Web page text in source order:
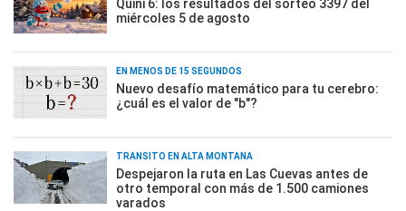
Quini 6: los resultados del sorteo 3397 del
miércoles 5 de agosto
EN MENOS DE 15 SEGUNDOS
Nuevo desafío matemático para tu cerebro:
¿cuál es el valor de "b"?
TRÁNSITO EN ALTA MONTAÑA
Despejaron la ruta en Las Cuevas antes de
otro temporal con más de 1.500 camiones
varados